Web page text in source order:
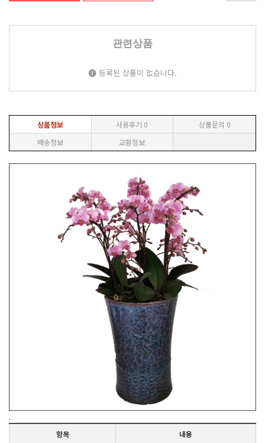
관련상품
등록된 상품이 없습니다.
상품정보 사용후기 0 상품문의 0
배송정보
교환정보
.
항목 내용